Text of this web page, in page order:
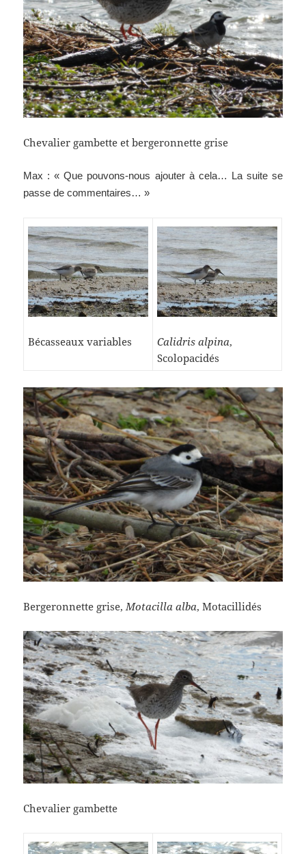
Chevalier gambette et bergeronnette grise
Max : « Que pouvons-nous ajouter à cela… La suite se
passe de commentaires… »
Bécasseaux variables Calidris alpina,
Scolopacidés
Bergeronnette grise, Motacilla alba, Motacillidés
Chevalier gambette